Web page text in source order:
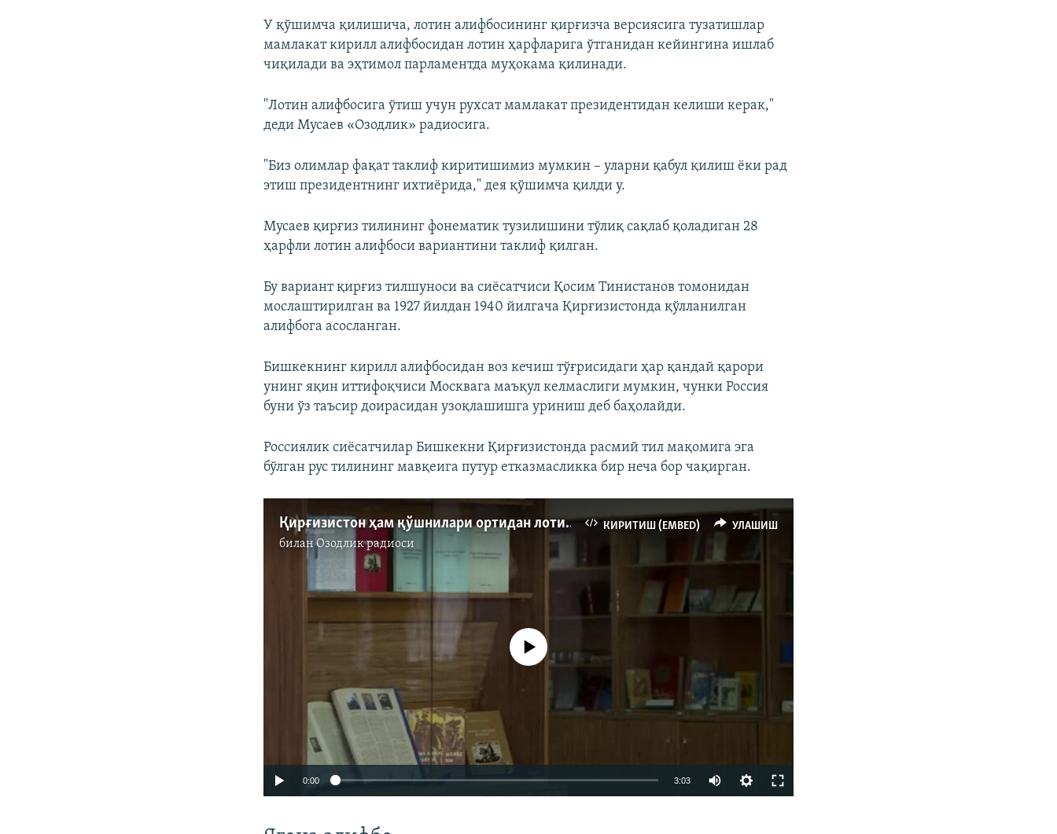
У қўшимча қилишича, лотин алифбосининг қирғизча версиясига тузатишлар
мамлакат кирилл алифбосидан лотин ҳарфларига ўтганидан кейингина ишлаб
чиқилади ва эҳтимол парламентда муҳокама қилинади.
"Лотин алифбосига ўтиш учун рухсат мамлакат президентидан келиши керак,"
деди Мусаев «Озодлик» радиосига.
"Биз олимлар фақат таклиф киритишимиз мумкин – уларни қабул қилиш ёки рад
этиш президентнинг ихтиёрида," дея қўшимча қилди у.
Мусаев қирғиз тилининг фонематик тузилишини тўлиқ сақлаб қоладиган 28
ҳарфли лотин алифбоси вариантини таклиф қилган.
Бу вариант қирғиз тилшуноси ва сиёсатчиси Қосим Тинистанов томонидан
мослаштирилган ва 1927 йилдан 1940 йилгача Қирғизистонда қўлланилган
алифбога асосланган.
Бишкекнинг кирилл алифбосидан воз кечиш тўғрисидаги ҳар қандай қарори
унинг яқин иттифоқчиси Москвага маъқул келмаслиги мумкин, чунки Россия
буни ўз таъсир доирасидан узоқлашишга уриниш деб баҳолайди.
Россиялик сиёсатчилар Бишкекни Қирғизистонда расмий тил мақомига эга
бўлган рус тилининг мавқеига путур етказмасликка бир неча бор чақирган.
КИРИТИШ (EMBED) УЛАШИШ
Қирғизистон ҳам қўшнилари ортидан лотин ёзувига ўтадими?
биланОзодлик радиоси
Айни дамда медиа-манба мавжуд эмас
0:00 3:03